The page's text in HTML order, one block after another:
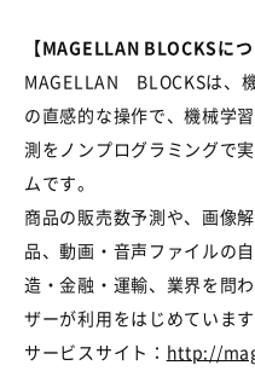
【MAGELLAN BLOCKSにつ
MAGELLAN BLOCKSは、
の直感的な操作で、機械学
測をノンプログラミングで
ムです。
商品の販売数予測や、画像
品、動画・音声ファイルの
造・金融・運輸、業界を問
ザーが利用をはじめています
サービスサイト： http://